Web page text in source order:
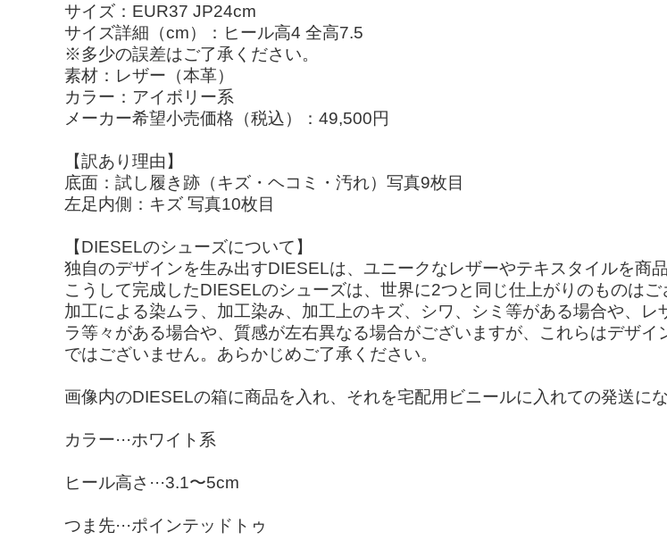
サイズ：EUR37 JP24cm
サイズ詳細（cm）：ヒール高4 全高7.5
※多少の誤差はご了承ください。
素材：レザー（本革）
カラー：アイボリー系
メーカー希望小売価格（税込）：49,500円
【訳あり理由】
底面：試し履き跡（キズ・ヘコミ・汚れ）写真9枚目
左足内側：キズ 写真10枚目
【DIESELのシューズについて】
独自のデザインを生み出すDIESELは、ユニークなレザーやテキスタイルを商
こうして完成したDIESELのシューズは、世界に2つと同じ仕上がりのものはご
加工による染ムラ、加工染み、加工上のキズ、シワ、シミ等がある場合や、
ラ等々がある場合や、質感が左右異なる場合がございますが、これらはデザ
ではございません。あらかじめご了承ください。
画像内のDIESELの箱に商品を入れ、それを宅配用ビニールに入れての発送にな
カラー···ホワイト系
ヒール高さ···3.1〜5cm
つま先···ポインテッドトゥ